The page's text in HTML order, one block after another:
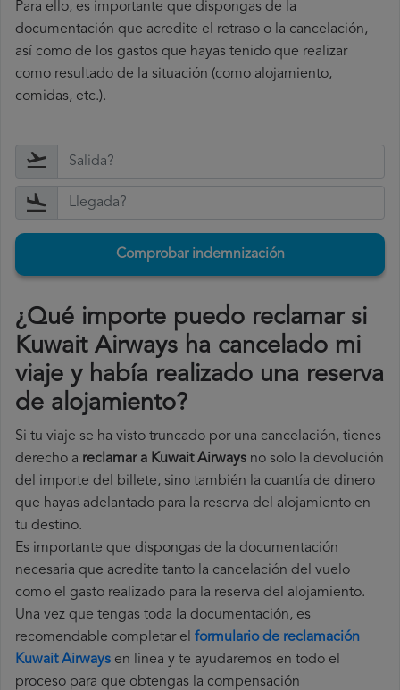
Para ello, es importante que dispongas de la
documentación que acredite el retraso o la cancelación,
así como de los gastos que hayas tenido que realizar
como resultado de la situación (como alojamiento,
comidas, etc.).
Comprobar indemnización
¿Qué importe puedo reclamar si
Kuwait Airways ha cancelado mi
viaje y había realizado una reserva
de alojamiento?
Si tu viaje se ha visto truncado por una cancelación, tienes
derecho a reclamar a Kuwait Airways no solo la devolución
del importe del billete, sino también la cuantía de dinero
que hayas adelantado para la reserva del alojamiento en
tu destino.
Es importante que dispongas de la documentación
necesaria que acredite tanto la cancelación del vuelo
como el gasto realizado para la reserva del alojamiento.
Una vez que tengas toda la documentación, es
recomendable completar el formulario de reclamación
Kuwait Airways en linea y te ayudaremos en todo el
proceso para que obtengas la compensación